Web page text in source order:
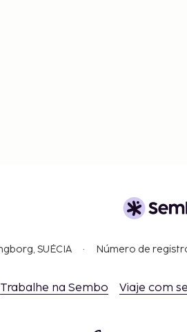
SUÉCIA Número de
Trabalhe na Sembo Viaje com